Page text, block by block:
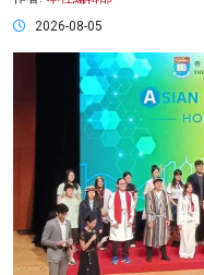
2026-08-05